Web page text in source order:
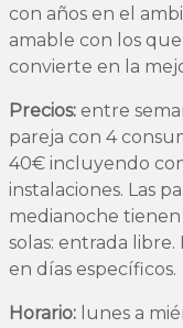
con años en el
amable con los
convierte en la
Precios: entre
pareja con 4
40€ incluyendo
instalaciones. Las
medianoche tienen
solas: entrada libre.
en días específicos.
Horario: lunes a